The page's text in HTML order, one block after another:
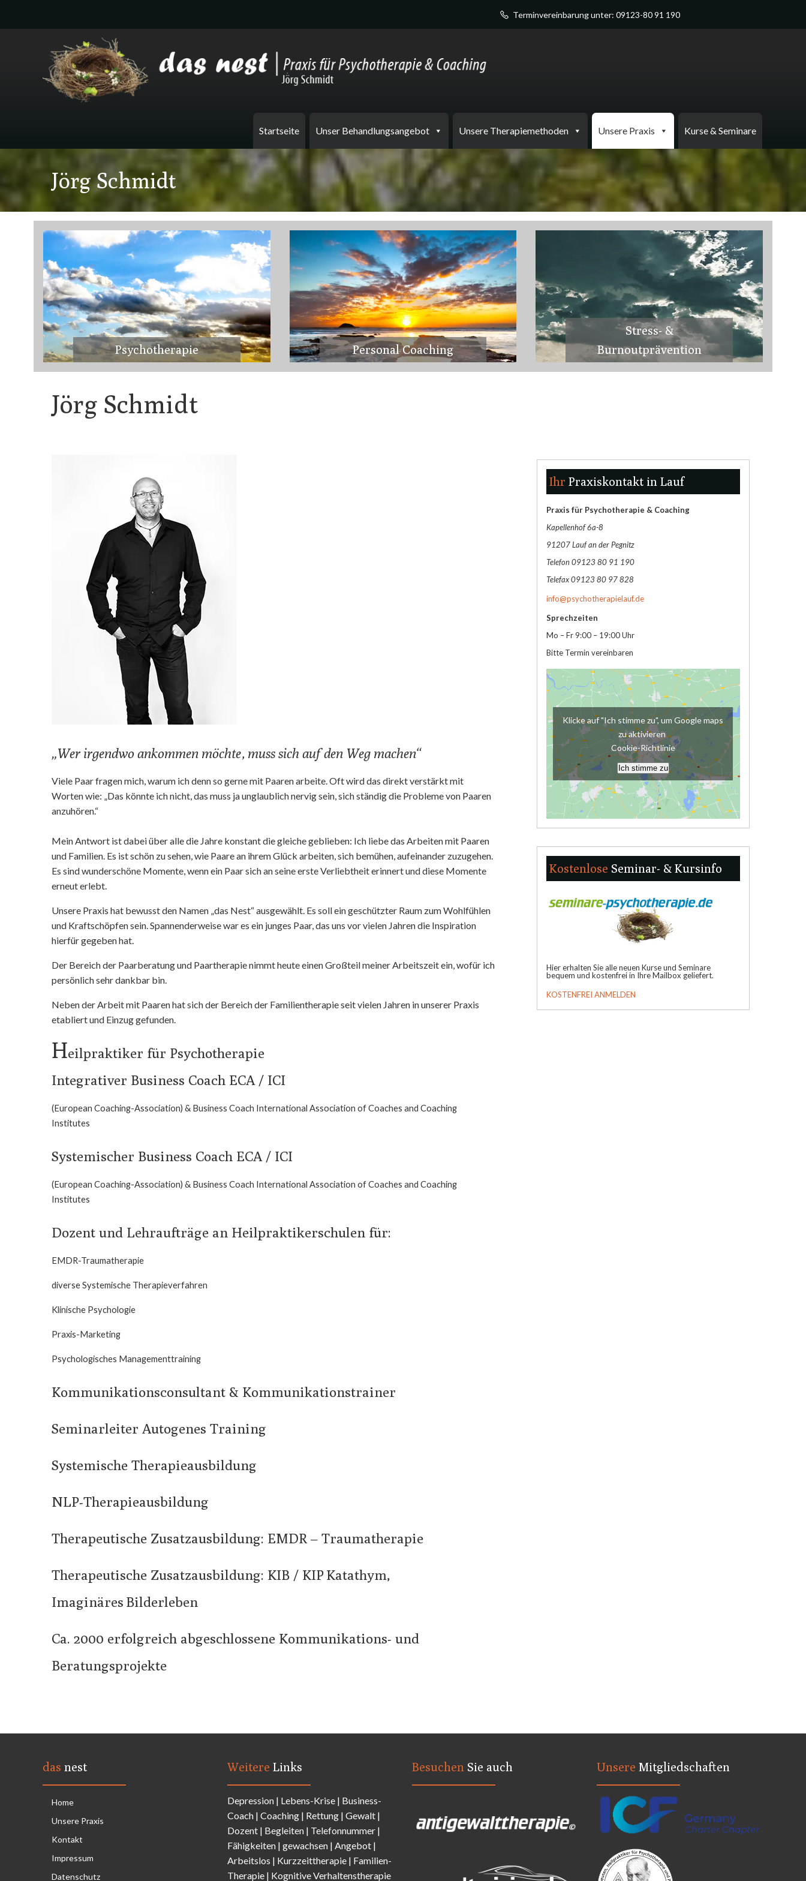
Terminvereinbarung unter: 09123-80 91 190
Startseite Unser Behandlungsangebot Unsere Therapiemethoden Unsere Praxis Kurse & Seminare
Jörg Schmidt
Psychotherapie Personal Coaching
Stress- &
Burnoutprävention
Jörg Schmidt
„Wer irgendwo ankommen möchte, muss sich auf den Weg machen“
Viele Paar fragen mich, warum ich denn so gerne mit Paaren arbeite. Oft wird das direkt verstärkt mit
Worten wie: „Das könnte ich nicht, das muss ja unglaublich nervig sein, sich ständig die Probleme von Paaren
anzuhören.“
Mein Antwort ist dabei über alle die Jahre konstant die gleiche geblieben: Ich liebe das Arbeiten mit Paaren
und Familien. Es ist schön zu sehen, wie Paare an ihrem Glück arbeiten, sich bemühen, aufeinander zuzugehen.
Es sind wunderschöne Momente, wenn ein Paar sich an seine erste Verliebtheit erinnert und diese Momente
erneut erlebt.
Unsere Praxis hat bewusst den Namen „das Nest“ ausgewählt. Es soll ein geschützter Raum zum Wohlfühlen
und Kraftschöpfen sein. Spannenderweise war es ein junges Paar, das uns vor vielen Jahren die Inspiration
hierfür gegeben hat.
Der Bereich der Paarberatung und Paartherapie nimmt heute einen Großteil meiner Arbeitszeit ein, wofür ich
persönlich sehr dankbar bin.
Neben der Arbeit mit Paaren hat sich der Bereich der Familientherapie seit vielen Jahren in unserer Praxis
etabliert und Einzug gefunden.
Heilpraktiker für Psychotherapie
Integrativer Business Coach ECA / ICI
(European Coaching-Association) & Business Coach International Association of Coaches and Coaching
Institutes
Systemischer Business Coach ECA / ICI
(European Coaching-Association) & Business Coach International Association of Coaches and Coaching
Institutes
Dozent und Lehraufträge an Heilpraktikerschulen für:
EMDR-Traumatherapie
diverse Systemische Therapieverfahren
Klinische Psychologie
Praxis-Marketing
Psychologisches Managementtraining
Kommunikationsconsultant & Kommunikationstrainer
Seminarleiter Autogenes Training
Systemische Therapieausbildung
NLP-Therapieausbildung
Therapeutische Zusatzausbildung: EMDR – Traumatherapie
Therapeutische Zusatzausbildung: KIB / KIP Katathym,
Imaginäres Bilderleben
Ca. 2000 erfolgreich abgeschlossene Kommunikations- und
Beratungsprojekte
Ihr Praxiskontakt in Lauf
Praxis für Psychotherapie & Coaching
Kapellenhof 6a-8
91207 Lauf an der Pegnitz
Telefon 09123 80 91 190
Telefax 09123 80 97 828
info@psychotherapielauf.de
Sprechzeiten
Mo – Fr 9:00 – 19:00 Uhr
Bitte Termin vereinbaren
Klicke auf "Ich stimme zu", um Google maps
zu aktivieren
Cookie-Richtlinie
Ich stimme zu
Kostenlose Seminar- & Kursinfo
Hier erhalten Sie alle neuen Kurse und Seminare
bequem und kostenfrei in Ihre Mailbox geliefert.
KOSTENFREI ANMELDEN
das nest
Home
Unsere Praxis
Kontakt
Impressum
Datenschutz
Weitere Links
Depression | Lebens-Krise | Business-
Coach | Coaching | Rettung | Gewalt |
Dozent | Begleiten | Telefonnummer |
Fähigkeiten | gewachsen | Angebot |
Arbeitslos | Kurzzeittherapie | Familien-
Therapie | Kognitive Verhaltenstherapie
Besuchen Sie auch Unsere Mitgliedschaften